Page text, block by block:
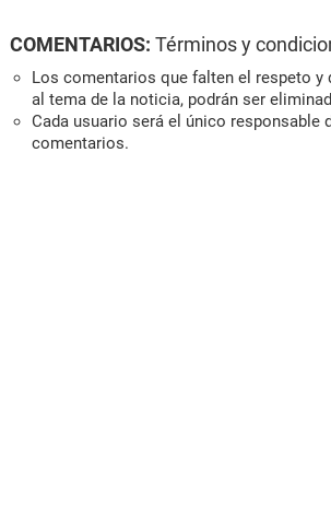
COMENTARIOS: Términos y
Los comentarios que falten el respeto y
al tema de la noticia, podrán ser
Cada usuario será el único responsable
comentarios.